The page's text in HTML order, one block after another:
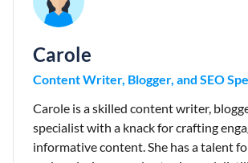
Carole
Content Writer, Blogger, and SEO
Carole is a skilled content writer,
specialist with a knack for crafting
informative content. She has a talent